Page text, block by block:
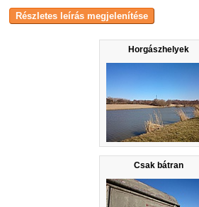
Horgászhelyek
Csak bátran